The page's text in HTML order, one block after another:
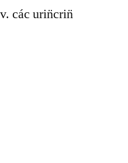
các urin̈crin̈